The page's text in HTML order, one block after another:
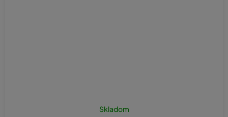
Skladom